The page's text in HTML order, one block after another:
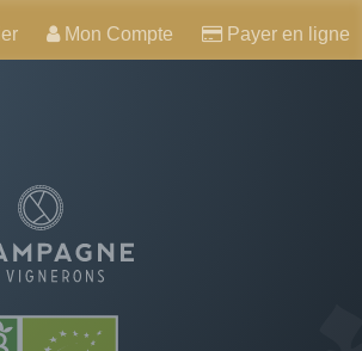
Mon Compte Payer en ligne